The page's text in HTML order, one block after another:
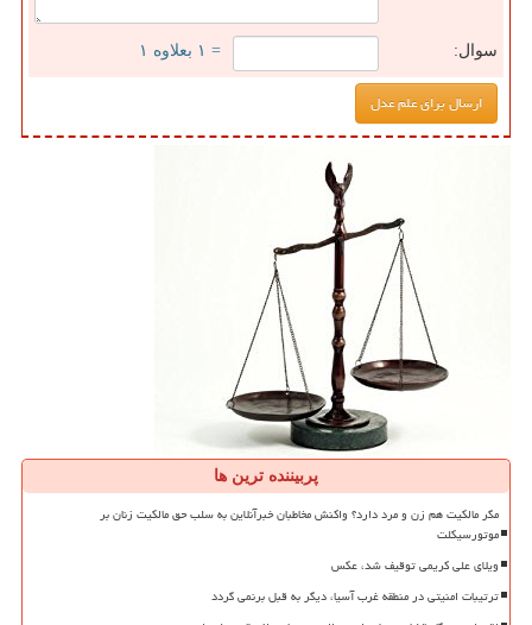
سوال: = ۱ بعلاوه ۱
پربیننده ترین ها
مگر مالکیت هم زن و مرد دارد؟ واکنش مخاطبان خبرآنلاین به سلب حق مالکیت زنان بر
موتورسیکلت
ویلای علی کریمی توقیف شد، عکس
ترتیبات امنیتی در منطقه غرب آسیا، دیگر به قبل برنمی گردد